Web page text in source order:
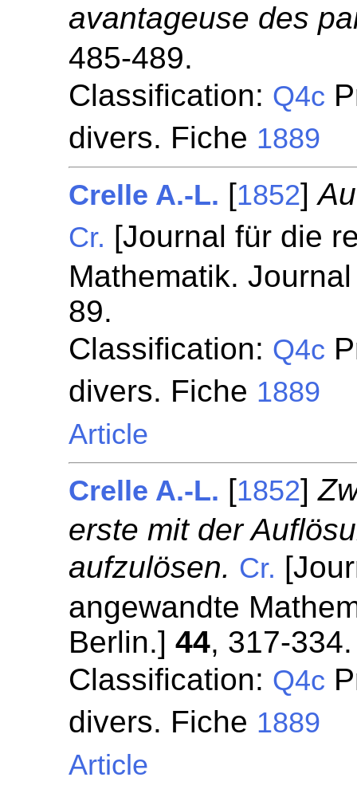
avantageuse des
485-489.
Classification: Q4c
divers. Fiche 1889
Crelle A.-L. [1852]
Cr. [Journal für die
Mathematik.
89.
Classification: Q4c
divers. Fiche 1889
Article
Crelle A.-L. [1852]
erste mit der
aufzulösen. Cr.
angewandte
Berlin.]44, 317-334.
Classification: Q4c
divers. Fiche 1889
Article